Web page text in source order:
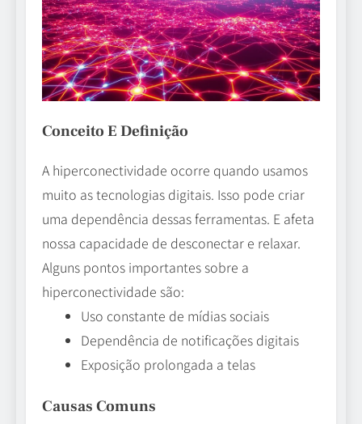
Conceito E Definição
A hiperconectividade ocorre quando usamos
muito as tecnologias digitais. Isso pode criar
uma dependência dessas ferramentas. E afeta
nossa capacidade de desconectar e relaxar.
Alguns pontos importantes sobre a
hiperconectividade são:
Uso constante de mídias sociais
Dependência de notificações digitais
Exposição prolongada a telas
Causas Comuns